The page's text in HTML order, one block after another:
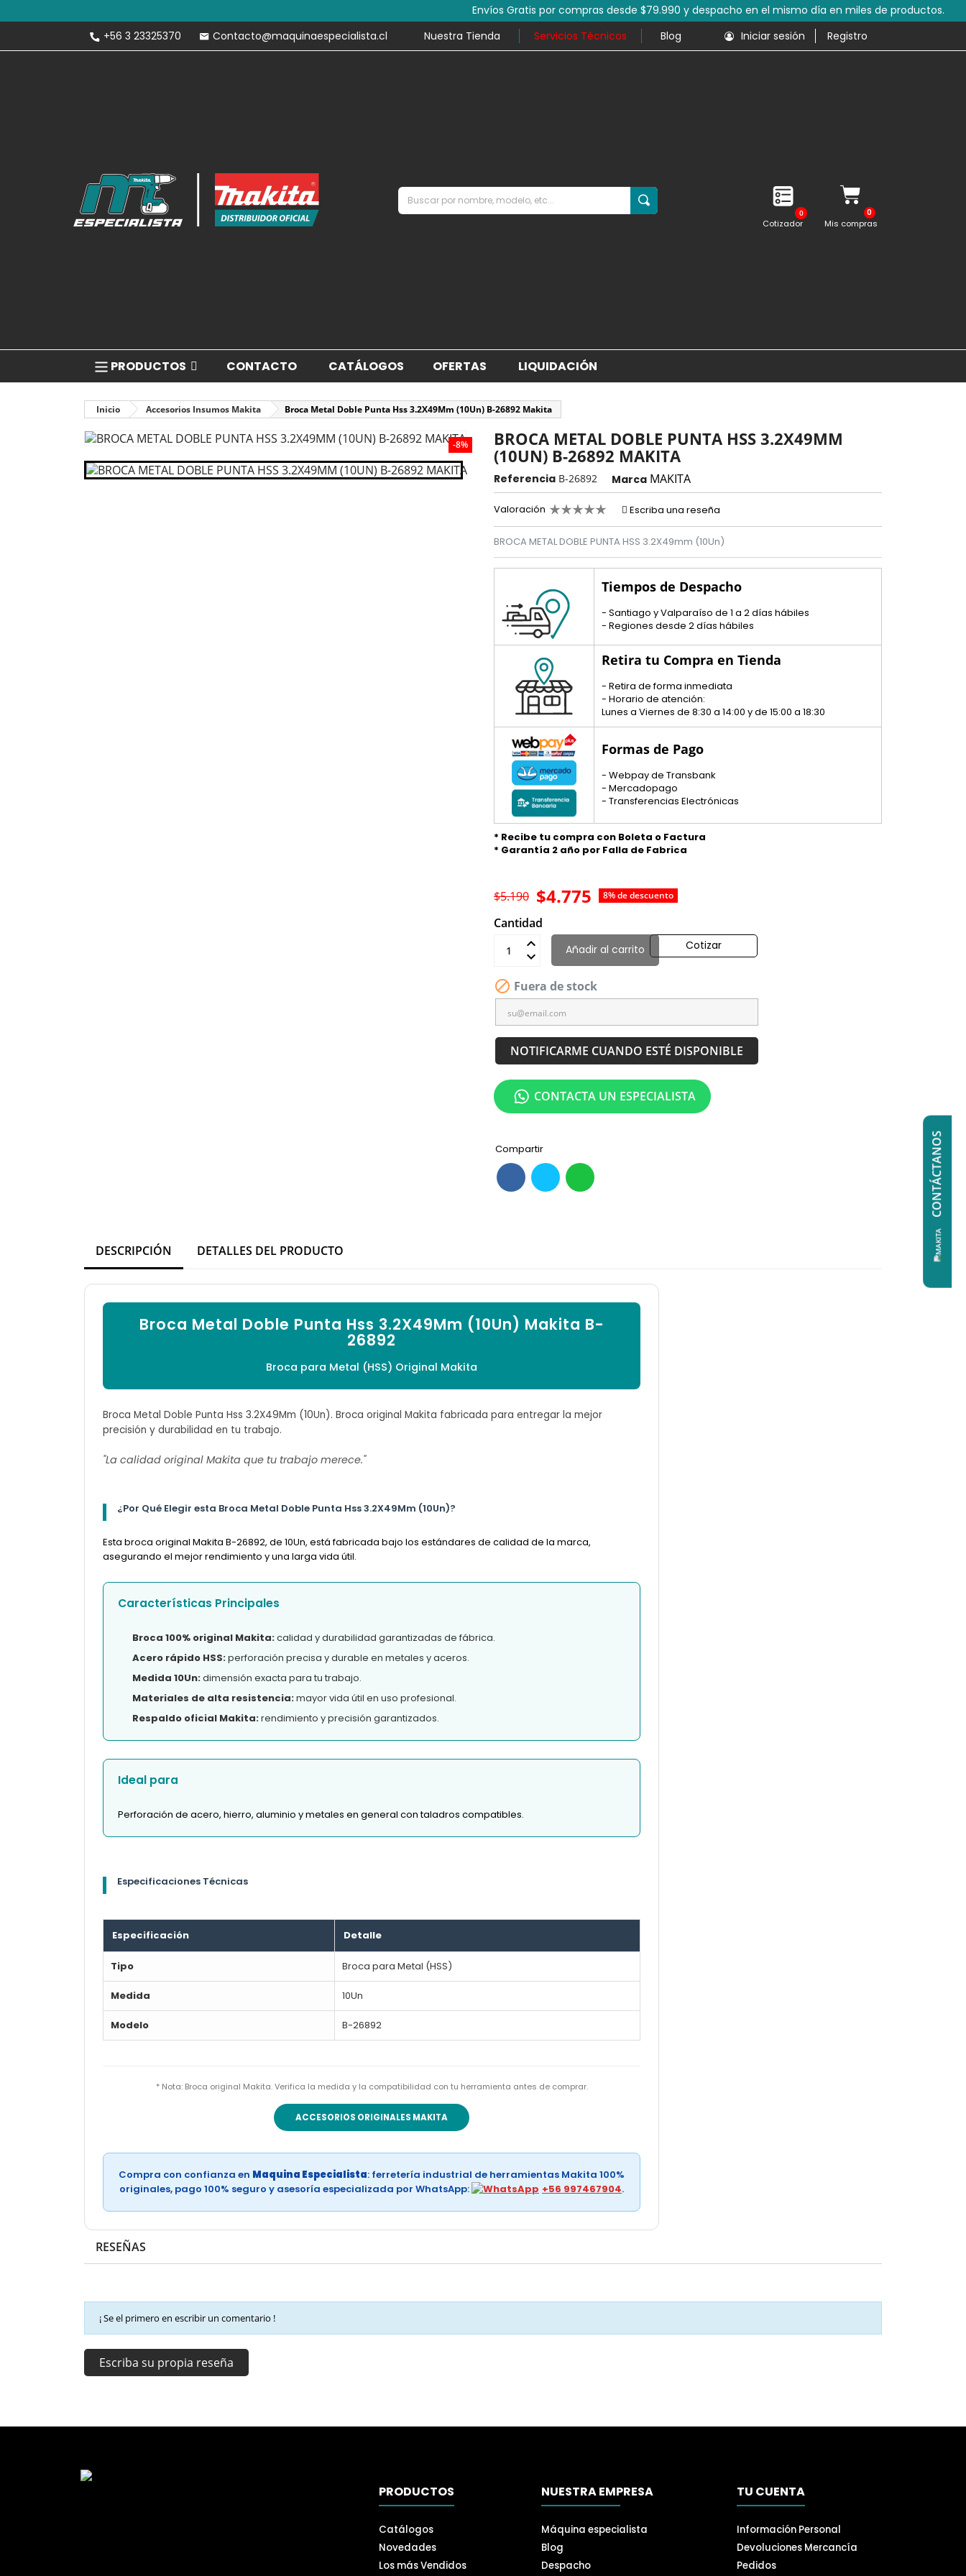
Envíos Gratis por compras desde $79.990 y despacho en el mismo día en miles de productos.
+56 3 23325370
Contacto@maquinaespecialista.cl Nuestra Tienda Servicios Técnicos Blog Iniciar sesión Registro
0
Cotizador Mis compras
PRODUCTOS CONTACTO CATÁLOGOS OFERTAS LIQUIDACIÓN
Inicio Accesorios Insumos Makita Broca Metal Doble Punta Hss 3.2X49Mm (10Un) B-26892 Makita
-8%
BROCA METAL DOBLE PUNTA HSS 3.2X49MM
(10UN) B-26892 MAKITA
Referencia B-26892 Marca MAKITA
Valoración Escriba una reseña
BROCA METAL DOBLE PUNTA HSS 3.2X49mm (10Un)
Tiempos de Despacho
- Santiago y Valparaíso de 1 a 2 días hábiles
- Regiones desde 2 días hábiles
Retira tu Compra en Tienda
- Retira de forma inmediata
- Horario de atención:
Lunes a Viernes de 8:30 a 14:00 y de 15:00 a 18:30
Formas de Pago
- Webpay de Transbank
- Mercadopago
- Transferencias Electrónicas
* Recibe tu compra con Boleta o Factura
* Garantía 2 año por Falla de Fabrica
$4.775 8% de descuento
$5.190
Cantidad
Añadir al carrito
 Fuera de stock
Cotizar
NOTIFICARME CUANDO ESTÉ DISPONIBLE
Compartir
CONTACTA UN ESPECIALISTA
DESCRIPCIÓN DETALLES DEL PRODUCTO
Broca Metal Doble Punta Hss 3.2X49Mm (10Un) Makita B-
26892
Broca para Metal (HSS) Original Makita
Broca Metal Doble Punta Hss 3.2X49Mm (10Un). Broca original Makita fabricada para entregar la mejor
precisión y durabilidad en tu trabajo.
"La calidad original Makita que tu trabajo merece."
¿Por Qué Elegir esta Broca Metal Doble Punta Hss 3.2X49Mm (10Un)?
Esta broca original Makita B-26892, de 10Un, está fabricada bajo los estándares de calidad de la marca,
asegurando el mejor rendimiento y una larga vida útil.
Características Principales
Broca 100% original Makita:calidad y durabilidad garantizadas de fábrica.
Acero rápido HSS:perforación precisa y durable en metales y aceros.
Medida 10Un:dimensión exacta para tu trabajo.
Materiales de alta resistencia:mayor vida útil en uso profesional.
Respaldo oficial Makita:rendimiento y precisión garantizados.
Ideal para
Perforación de acero, hierro, aluminio y metales en general con taladros compatibles.
Especificaciones Técnicas
Especificación Detalle
Tipo Broca para Metal (HSS)
Medida 10Un
Modelo B-26892
* Nota: Broca original Makita. Verifica la medida y la compatibilidad con tu herramienta antes de comprar.
ACCESORIOS ORIGINALES MAKITA
Compra con confianza en Maquina Especialista: ferretería industrial de herramientas Makita 100%
originales, pago 100% seguro y asesoría especializada por WhatsApp:
+56 997467904.
RESEÑAS
¡ Se el primero en escribir un comentario !
Escriba su propia reseña
PRODUCTOS
Catálogos
Novedades
Los más Vendidos
NUESTRA EMPRESA
Máquina especialista
Blog
Despacho
TU CUENTA
Información Personal
Devoluciones Mercancía
Pedidos
CONTÁCTANOS